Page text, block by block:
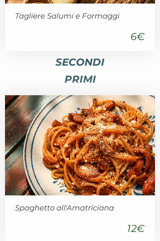
Tagliere Salumi e Formaggi
6€
SECONDI
PRIMI
Spaghetto all'Amatriciana
12€